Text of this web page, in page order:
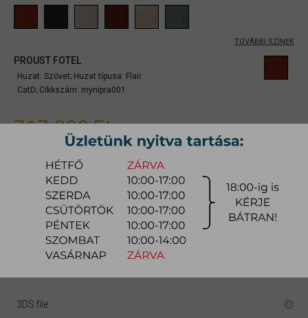
TOVÁBBI SZÍNEK
PROUST FOTEL
Huzat: Szövet; Huzat típusa: Flair
CatD; Cikkszám: mynipra001
717.800 Ft
gyors ajánlat
Raktárra érkezés:10-12 hét
Szállítási módja:
Készlet info: gyártásra
Szállítás, szerelés díjtáblázat (országos)
3DS file